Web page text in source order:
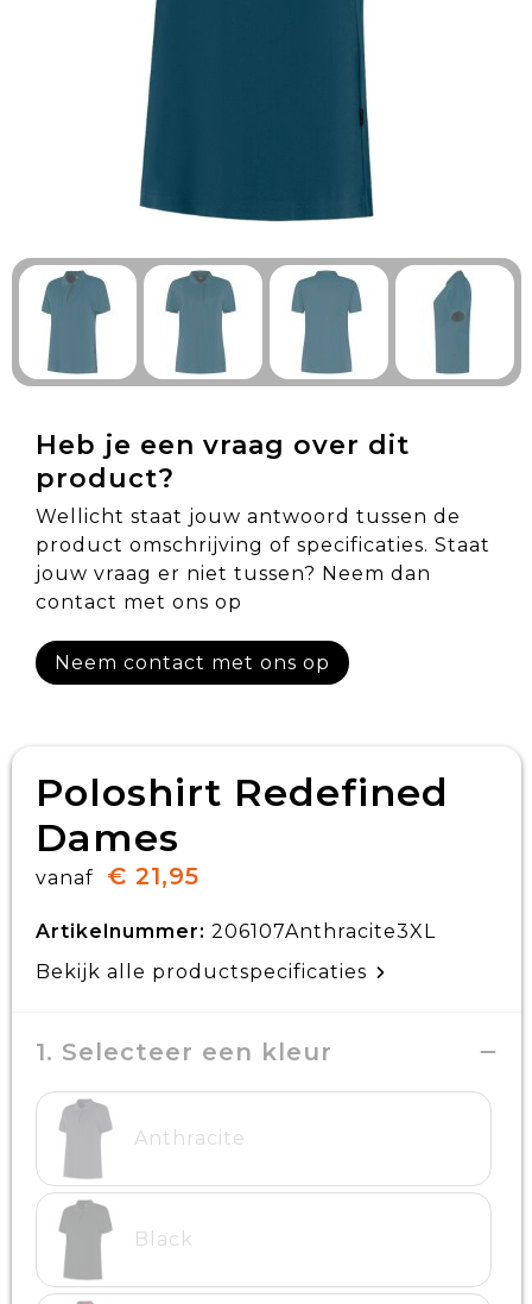
Technologie & Gadgets
Outdoor & Vrije tijd
Pennen & Schrijfwaren
Tassen & Reizen
Gezondheid & Welzijn
Eten & Drinken
Heb je een vraag over dit
product?
Wellicht staat jouw antwoord tussen de
product omschrijving of specificaties. Staat
jouw vraag er niet tussen? Neem dan
contact met ons op
Neem contact met ons op
Poloshirt Redefined
Dames
vanaf € 21,95
Artikelnummer: 206107Anthracite3XL
Bekijk alle productspecificaties
1. Selecteer een kleur
Anthracite
Black